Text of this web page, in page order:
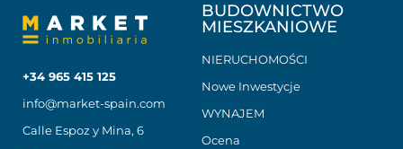
+34 965 415 125
info@market-spain.com
Calle Espoz y Mina, 6
BUDOWNICTWO
MIESZKANIOWE
NIERUCHOMOŚCI
Nowe Inwestycje
WYNAJEM
Ocena